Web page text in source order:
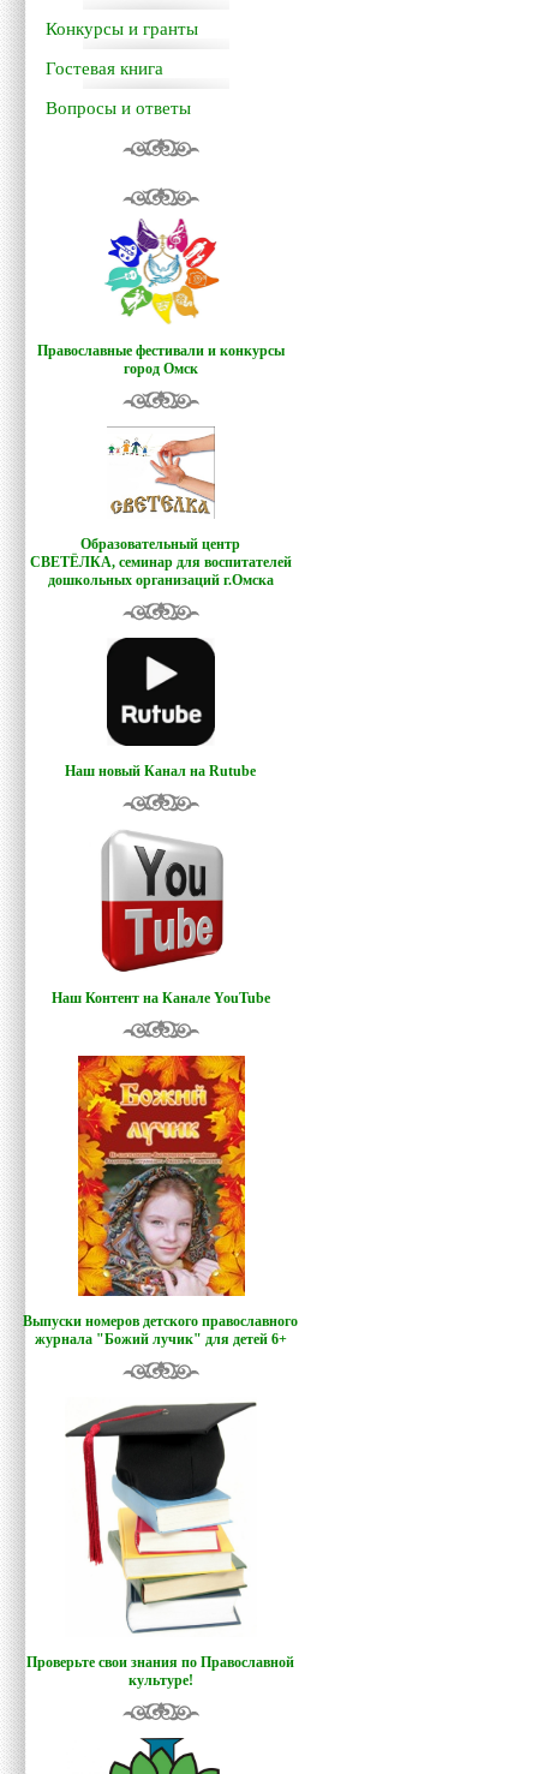
Конкурсы и гранты
Гостевая книга
Вопросы и ответы
Православные фестивали и конкурсы
город Омск
Образовательный центр
СВЕТЁЛКА, семинар для воспитателей
дошкольных организаций г.Омска
Наш новый Канал на Rutube
Наш Контент на Канале YouTube
Выпуски номеров детского православного
журнала "Божий лучик" для детей 6+
Проверьте свои знания по Православной
культуре!